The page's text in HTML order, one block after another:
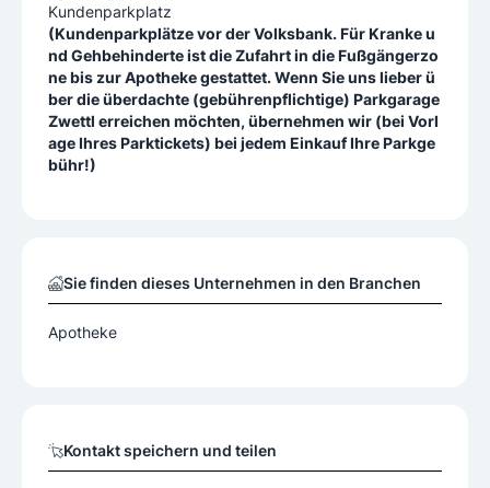
Kundenparkplatz
(Kundenparkplätze vor der Volksbank. Für Kranke u
nd Gehbehinderte ist die Zufahrt in die Fußgängerzo
ne bis zur Apotheke gestattet. Wenn Sie uns lieber ü
ber die überdachte (gebührenpflichtige) Parkgarage
Zwettl erreichen möchten, übernehmen wir (bei Vorl
age Ihres Parktickets) bei jedem Einkauf Ihre Parkge
bühr!)
Sie finden dieses Unternehmen in den Branchen
Apotheke
Kontakt speichern und teilen